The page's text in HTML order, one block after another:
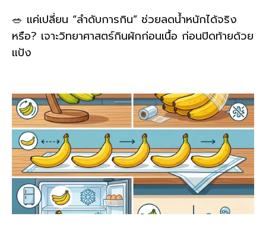
🥗 แค่เปลี่ยน “ลำดับการกิน” ช่วยลดน้ำหนักได้จริง
หรือ? เจาะวิทยาศาสตร์กินผักก่อนเนื้อ ก่อนปิดท้ายด้วย
แป้ง